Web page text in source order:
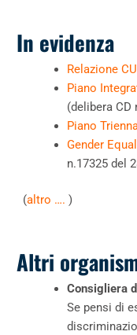
In evidenza
Relazione
Piano
(delibera CD
Piano
Gender
n.17325 del
(altro …. )
Altri
Consigliera
Se pensi di